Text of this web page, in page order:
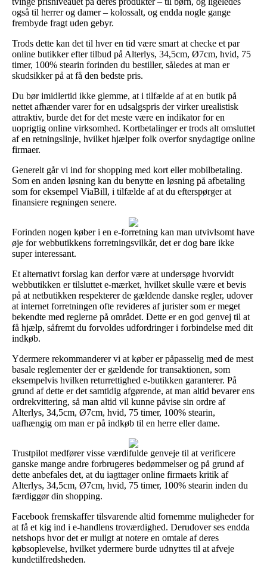
også til herrer og damer – kolossalt, og endda nogle gange
frembyde fragt uden gebyr.
Trods dette kan det til hver en tid være smart at checke et par
online butikker efter tilbud på Alterlys, 34,5cm, Ø7cm, hvid, 75
timer, 100% stearin forinden du bestiller, således at man er
skudsikker på at få den bedste pris.
Du bør imidlertid ikke glemme, at i tilfælde af at en butik på
nettet afhænder varer for en udsalgspris der virker urealistisk
attraktiv, burde det for det meste være en indikator for en
uoprigtig online virksomhed. Kortbetalinger er trods alt omsluttet
af en retningslinje, hvilket hjælper folk overfor snydagtige online
firmaer.
Generelt går vi ind for shopping med kort eller mobilbetaling.
Som en anden løsning kan du benytte en løsning på afbetaling
som for eksempel ViaBill, i tilfælde af at du efterspørger at
finansiere regningen senere.
Forinden nogen køber i en e-forretning kan man utvivlsomt have
øje for webbutikkens forretningsvilkår, det er dog bare ikke
super interessant.
Et alternativt forslag kan derfor være at undersøge hvorvidt
webbutikken er tilsluttet e-mærket, hvilket skulle være et bevis
på at netbutikken respekterer de gældende danske regler, udover
at internet forretningen ofte revideres af jurister som er meget
bekendte med reglerne på området. Dette er en god genvej til at
få hjælp, såfremt du forvoldes udfordringer i forbindelse med dit
indkøb.
Ydermere rekommanderer vi at køber er påpasselig med de mest
basale reglementer der er gældende for transaktionen, som
eksempelvis hvilken returrettighed e-butikken garanterer. På
grund af dette er det samtidig afgørende, at man altid bevarer ens
ordrekvittering, så man altid vil kunne påvise sin ordre af
Alterlys, 34,5cm, Ø7cm, hvid, 75 timer, 100% stearin,
uafhængig om man er på indkøb til en herre eller dame.
Trustpilot medfører visse værdifulde genveje til at verificere
ganske mange andre forbrugeres bedømmelser og på grund af
dette anbefales det, at du iagttager online firmaets kritik af
Alterlys, 34,5cm, Ø7cm, hvid, 75 timer, 100% stearin inden du
færdiggør din shopping.
Facebook fremskaffer tilsvarende altid fornemme muligheder for
at få et kig ind i e-handlens troværdighed. Derudover ses endda
netshops hvor det er muligt at notere en omtale af deres
købsoplevelse, hvilket ydermere burde udnyttes til at afveje
kundetilfredsheden.